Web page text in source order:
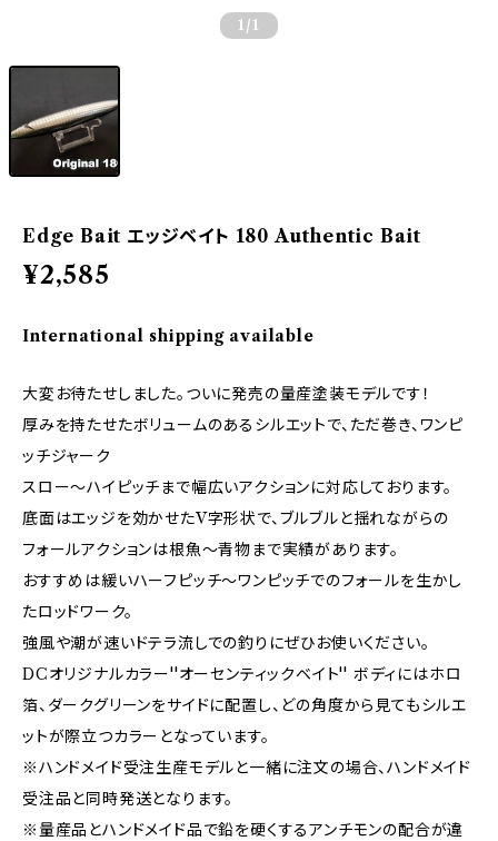
1 /1
Edge Bait エッジベイト 180 Authentic Bait
¥2,585
International shipping available
大変お待たせしました。ついに発売の量産塗装モデルです！
厚みを持たせたボリュームのあるシルエットで、ただ巻き、ワンピ
ッチジャーク
スロー〜ハイピッチまで幅広いアクションに対応しております。
底面はエッジを効かせたV字形状で、ブルブルと揺れながらの
フォールアクションは根魚〜青物まで実績があります。
おすすめは緩いハーフピッチ〜ワンピッチでのフォールを生かし
たロッドワーク。
強風や潮が速いドテラ流しでの釣りにぜひお使いください。
DCオリジナルカラー''オーセンティックベイト'' ボディにはホロ
箔、ダークグリーンをサイドに配置し、どの角度から見てもシルエ
ットが際立つカラーとなっています。
※ハンドメイド受注生産モデルと一緒に注文の場合、ハンドメイド
受注品と同時発送となります。
※量産品とハンドメイド品で鉛を硬くするアンチモンの配合が違